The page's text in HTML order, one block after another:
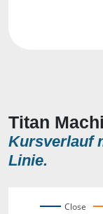
Titan
Kursverlauf
Linie.
Close